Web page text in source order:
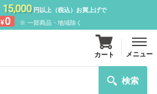
15,000円以上（税込）お買上げで
¥0 ※ 一部商品・地域除く
検索
カート メニュー